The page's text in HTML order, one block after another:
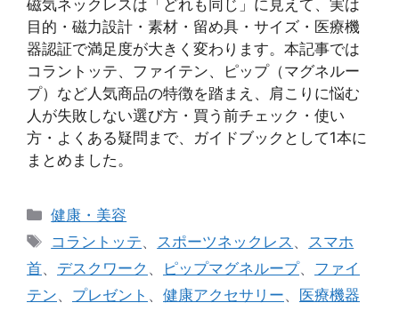
磁気ネックレスは「どれも同じ」に見えて、実は
目的・磁力設計・素材・留め具・サイズ・医療機
器認証で満足度が大きく変わります。本記事では
コラントッテ、ファイテン、ピップ（マグネルー
プ）など人気商品の特徴を踏まえ、肩こりに悩む
人が失敗しない選び方・買う前チェック・使い
方・よくある疑問まで、ガイドブックとして1本に
まとめました。
カ
テ
リ
ー
健康・美容
タ
グ
コラントッテ、 スポーツネックレス 、 スマホ
首、 デスクワーク 、 ピップマグネループ、 ファイ
テン、 プレゼント 、 健康アクセサリー、 医療機器